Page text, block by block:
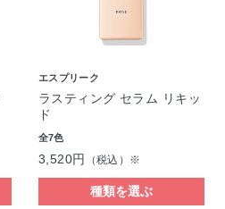
エスプリーク
ラスティング セラム リキッ
ド
全7色
3,520円 （税込）※
種類を選ぶ